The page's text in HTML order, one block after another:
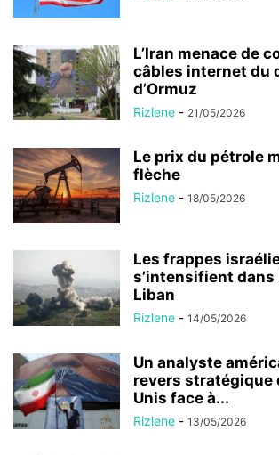
L’Iran menace de
câbles internet du
d’Ormuz
Rizlene - 21/05/2026
Le prix du pétrole
flèche
Rizlene - 18/05/2026
Les frappes
s’intensifient dans
Liban
Rizlene - 14/05/2026
Un analyste
revers stratégique
Unis face à...
Rizlene - 13/05/2026